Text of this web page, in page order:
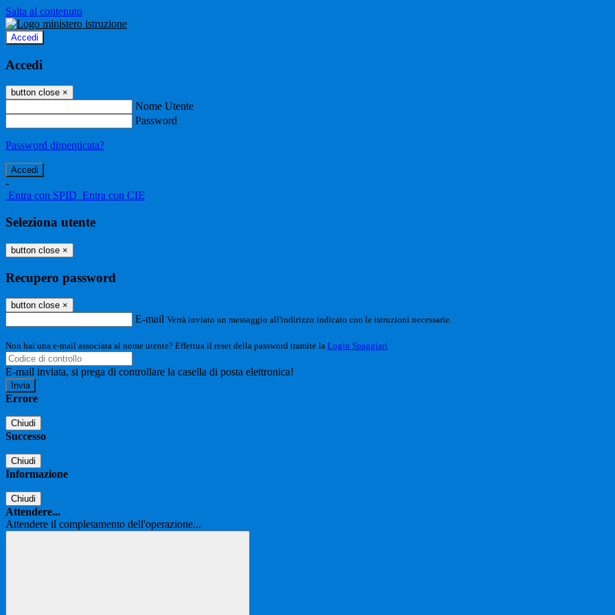
Salta al contenuto
Accedi
Accedi
button close ×
Nome Utente
Password
Password dimenticata?
-
Entra con SPID Entra con CIE
Seleziona utente
button close ×
Recupero password
button close ×
E-mail Verrà inviato un messaggio all'indirizzo indicato con le istruzioni necessarie.
Non hai una e-mail associata al nome utente? Effettua il reset della password tramite la Login Spaggiari
E-mail inviata, si prega di controllare la casella di posta elettronica!
Errore
Chiudi
Successo
Chiudi
Informazione
Chiudi
Attendere...
Attendere il completamento dell'operazione...